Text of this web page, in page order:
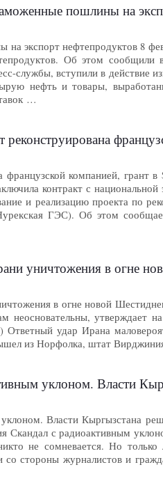
пошлины на
экспорт нефтепродуктов 8
Об этом сообщили
вступили в действие
нефть и товары,
…
французской компанией, грант
контракт с
и реализацию проекта по
ГЭС). Об этом
уничтожения в огне
в огне новой
неосновательны, утверждает
Ответный удар Ирана
из Норфолка, штат
Кыргызстана решили признать
Власти Кыргызстана
Скандал с радиоактивным
не сомневается. Но
стороны журналистов и